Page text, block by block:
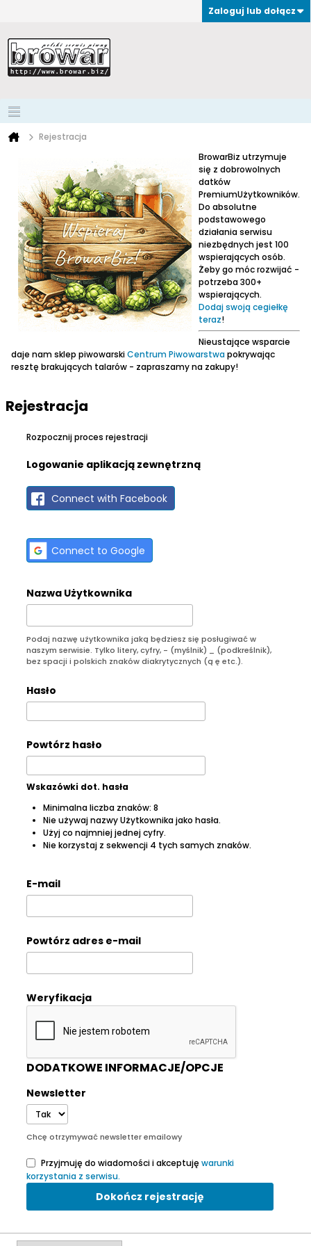
Zaloguj lub dołącz
Rejestracja
BrowarBiz utrzymuje
się z dobrowolnych
datków
PremiumUżytkowników.
Do absolutne
podstawowego
działania serwisu
niezbędnych jest 100
wspierających osób.
Żeby go móc rozwijać -
potrzeba 300+
wspierających.
Dodaj swoją cegiełkę
teraz!
Nieustające wsparcie
daje nam sklep piwowarskiCentrum Piwowarstwapokrywając
resztę brakujących talarów - zapraszamy na zakupy!
Rejestracja
Rozpocznij proces rejestracji
Logowanie aplikacją zewnętrzną
Connect with Facebook
Connect to Google
Nazwa Użytkownika
Podaj nazwę użytkownika jaką będziesz się posługiwać w
naszym serwisie. Tylko litery, cyfry, - (myślnik) _ (podkreślnik),
bez spacji i polskich znaków diakrytycznych (ą ę etc.).
Hasło
Powtórz hasło
Wskazówki dot. hasła
Minimalna liczba znaków: 8
Nie używaj nazwy Użytkownika jako hasła.
Użyj co najmniej jednej cyfry.
Nie korzystaj z sekwencji 4 tych samych znaków.
E-mail
Powtórz adres e-mail
Weryfikacja
DODATKOWE INFORMACJE/OPCJE
Newsletter
Chcę otrzymywać newsletter emailowy
Przyjmuję do wiadomości i akceptuję warunki
korzystania z serwisu.
Dokończ rejestrację